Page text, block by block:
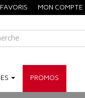
MON COMPTE
PROMOS